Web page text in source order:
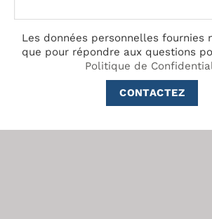
Les données personnelles fournies
que pour répondre aux questions
Politique de